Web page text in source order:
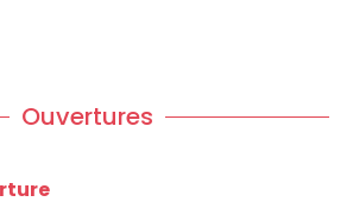
Ouvertures